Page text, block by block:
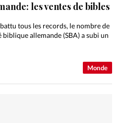
Monde
les ventes de bibles
tous les records, le nombre de
biblique allemande (SBA) a subi un